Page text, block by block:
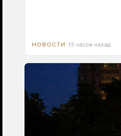
НОВОСТИ 13 часов назад